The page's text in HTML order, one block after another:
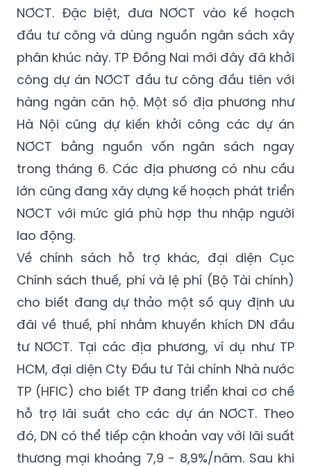
NƠCT. Đặc biệt, đưa NƠCT vào kế hoạch
đầu tư công và dùng nguồn ngân sách xây
phân khúc này. TP Đồng Nai mới đây đã khởi
công dự án NƠCT đầu tư công đầu tiên với
hàng ngàn căn hộ. Một số địa phương như
Hà Nội cũng dự kiến khởi công các dự án
NƠCT bằng nguồn vốn ngân sách ngay
trong tháng 6. Các địa phương có nhu cầu
lớn cũng đang xây dựng kế hoạch phát triển
NƠCT với mức giá phù hợp thu nhập người
lao động.
Về chính sách hỗ trợ khác, đại diện Cục
Chính sách thuế, phí và lệ phí (Bộ Tài chính)
cho biết đang dự thảo một số quy định ưu
đãi về thuế, phí nhằm khuyến khích DN đầu
tư NƠCT. Tại các địa phương, ví dụ như TP
HCM, đại diện Cty Đầu tư Tài chính Nhà nước
TP (HFIC) cho biết TP đang triển khai cơ chế
hỗ trợ lãi suất cho các dự án NƠCT. Theo
đó, DN có thể tiếp cận khoản vay với lãi suất
thương mại khoảng 7,9 - 8,9%/năm. Sau khi